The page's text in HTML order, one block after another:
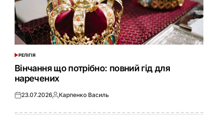
ОПУБЛІКУВАТИ
У
РЕЛІГІЯ
Вінчання що потрібно: повний гід для
наречених
Оприлюднено
23.07.2026Опубліковано
Карпенко Василь